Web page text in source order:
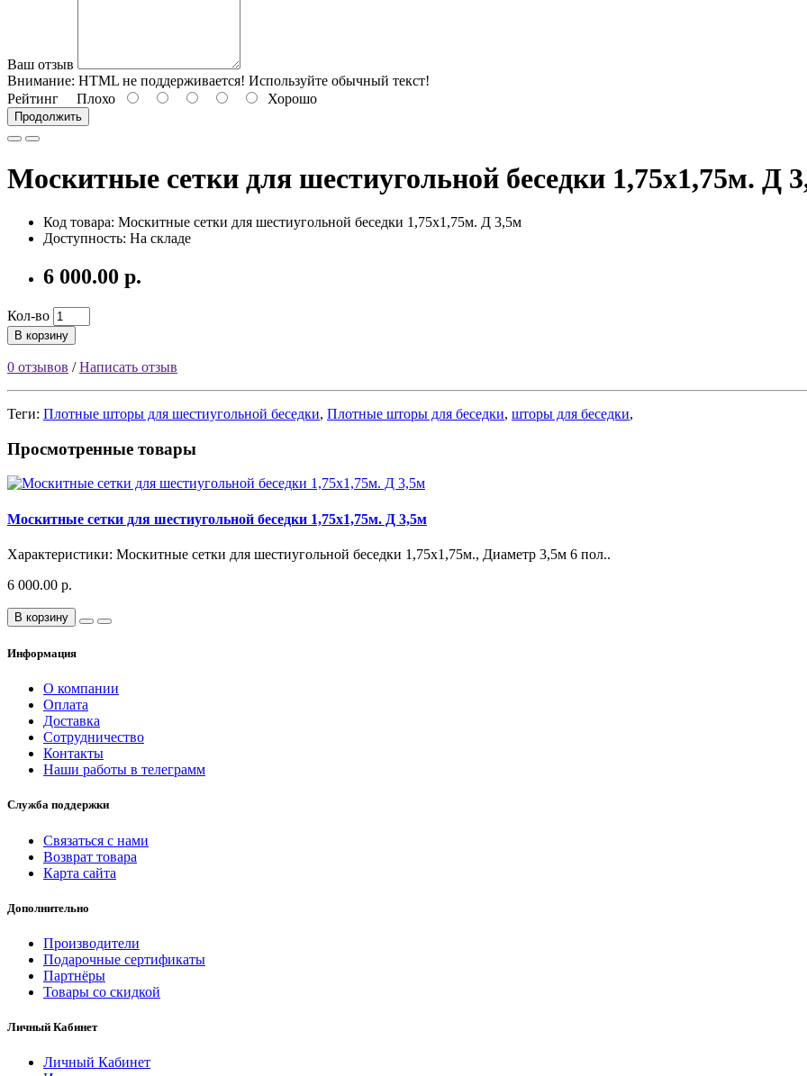
Ваш отзыв
Внимание: HTML не поддерживается! Используйте обычный текст!
Рейтинг Плохо Хорошо
Продолжить
Москитные сетки для шестиугольной беседки 1,75х1,75м. Д
Код товара: Москитные сетки для шестиугольной беседки 1,75х1,75м. Д 3,5м
Доступность: На складе
6 000.00 р.
Кол-во
В корзину
0 отзывов /Написать отзыв
Теги: Плотные шторы для шестиугольной беседки, Плотные шторы для беседки, шторы для беседки,
Просмотренные товары
Москитные сетки для шестиугольной беседки 1,75х1,75м. Д 3,5м
Характеристики: Москитные сетки для шестиугольной беседки 1,75х1,75м., Диаметр 3,5м 6 пол..
6 000.00 р.
В корзину
Информация
О компании
Оплата
Доставка
Сотрудничество
Контакты
Наши работы в телеграмм
Служба поддержки
Связаться с нами
Возврат товара
Карта сайта
Дополнительно
Производители
Подарочные сертификаты
Партнёры
Товары со скидкой
Личный Кабинет
Личный Кабинет